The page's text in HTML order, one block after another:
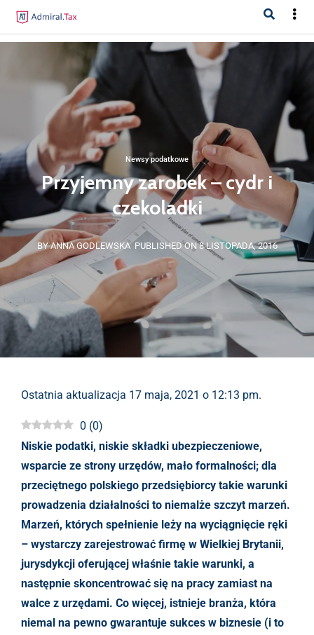
Newsy podatkowe
Przyjemny zarobek – cydr i
czekoladki
BY ANNA GODLEWSKA PUBLISHED ON 8 LISTOPADA, 2016
Ostatnia aktualizacja 17 maja, 2021 o 12:13 pm.
0 (0)
Niskie podatki, niskie składki ubezpieczeniowe,
wsparcie ze strony urzędów, mało formalności; dla
przeciętnego polskiego przedsiębiorcy takie warunki
prowadzenia działalności to niemalże szczyt marzeń.
Marzeń, których spełnienie leży na wyciągnięcie ręki
– wystarczy zarejestrować firmę w Wielkiej Brytanii,
jurysdykcji oferującej właśnie takie warunki, a
następnie skoncentrować się na pracy zamiast na
walce z urzędami. Co więcej, istnieje branża, która
niemal na pewno gwarantuje sukces w biznesie (i to